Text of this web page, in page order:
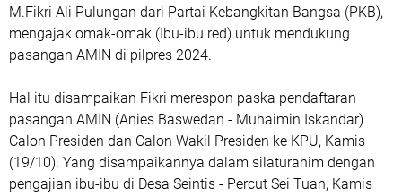
M.Fikri Ali Pulungan dari Partai Kebangkitan Bangsa (PKB),
mengajak omak-omak (Ibu-ibu.red) untuk mendukung
pasangan AMIN di pilpres 2024.
Hal itu disampaikan Fikri merespon paska pendaftaran
pasangan AMIN (Anies Baswedan - Muhaimin Iskandar)
Calon Presiden dan Calon Wakil Presiden ke KPU, Kamis
(19/10). Yang disampaikannya dalam silaturahim dengan
pengajian ibu-ibu di Desa Seintis - Percut Sei Tuan, Kamis